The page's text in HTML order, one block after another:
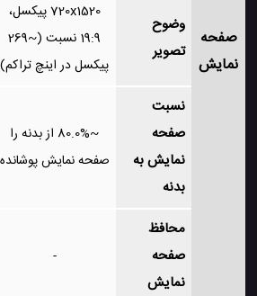
صفحه
نمایش
وضوح
تصویر
720x1520 پیکسل،
19:9 نسبت (~269
پیکسل در اینچ تراکم)
نسبت
صفحه
نمایش به
بدنه
~80.0% از بدنه را
صفحه نمایش پوشانده
محافظ
صفحه
نمایش
-